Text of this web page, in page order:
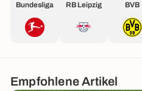
Bundesliga RB Leipzig BVB
Empfohlene Artikel